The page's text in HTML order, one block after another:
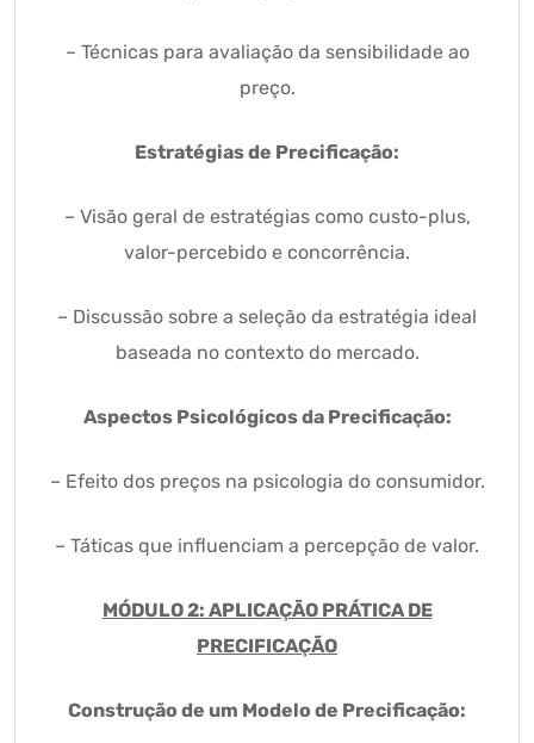
– Técnicas para avaliação da sensibilidade ao
preço.
Estratégias de Precificação:
– Visão geral de estratégias como custo-plus,
valor-percebido e concorrência.
– Discussão sobre a seleção da estratégia ideal
baseada no contexto do mercado.
Aspectos Psicológicos da Precificação:
– Efeito dos preços na psicologia do consumidor.
– Táticas que influenciam a percepção de valor.
MÓDULO 2: APLICAÇÃO PRÁTICA DE
PRECIFICAÇÃO
Construção de um Modelo de Precificação: